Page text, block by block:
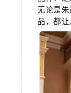
无论是
品，都让